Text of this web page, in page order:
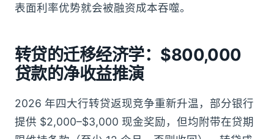
表面利率优势就会被融资成本吞噬。
转贷的迁移经济学：$800,000
贷款的净收益推演
2026 年四大行转贷返现竞争重新升温，部分银行
提供 $2,000–$3,000 现金奖励，但均附带在贷期